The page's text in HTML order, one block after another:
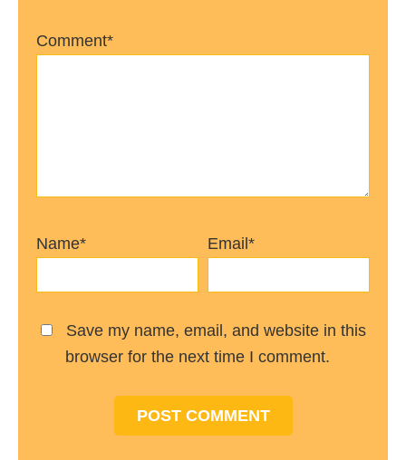
Comment*
Name* Email*
Save my name, email, and website in this
browser for the next time I comment.